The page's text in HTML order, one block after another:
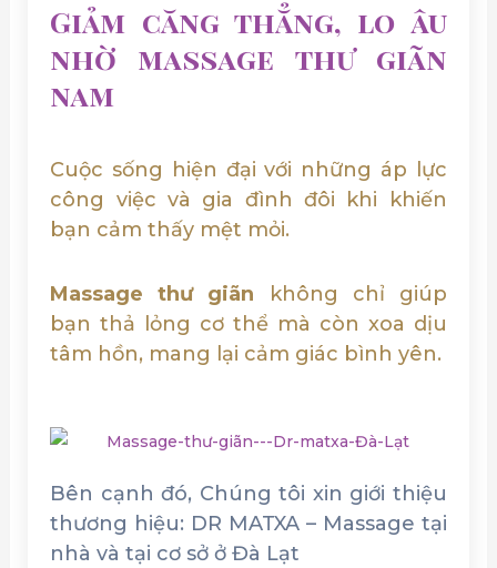
Giảm căng thẳng, lo âu
nhờ massage thư giãn
nam
Cuộc sống hiện đại với những áp lực
công việc và gia đình đôi khi khiến
bạn cảm thấy mệt mỏi.
Massage thư giãn không chỉ giúp
bạn thả lỏng cơ thể mà còn xoa dịu
tâm hồn, mang lại cảm giác bình yên.
Bên cạnh đó, Chúng tôi xin giới thiệu
thương hiệu: DR MATXA – Massage tại
nhà và tại cơ sở ở Đà Lạt